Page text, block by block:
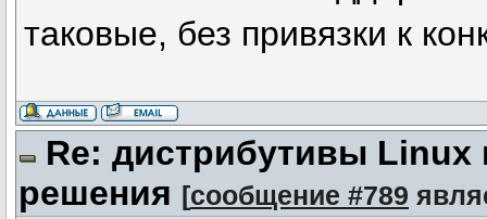
таковые, без привязки к
Re: дистрибутивы Linux
решения [сообщение #789